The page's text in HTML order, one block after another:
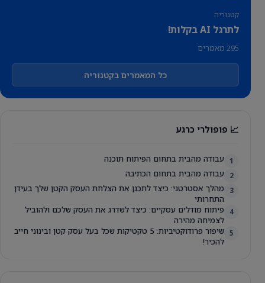
קטגוריה
לתרגל AI בקלות!
295 מאמרים
כל המאמרים בקטגוריה
📈 פופולרי כרגע
1 עבודה מהבית בתחום הפיתוח תוכנה
2 עבודה מהבית בתחום הכתיבה
3
מהלך אסטרטגי: כיצד לתכנן את הצלחת העסק הקטן שלך בעידן
התחרותי
4
פיתוח מודלים עסקיים: כיצד לשדרג את העסק שלכם ולהוביל
לצמיחה מהירה
5
שיפור פרודוקטיביות: 5 טקטיקות שכל בעל עסק קטן ובינוני חייב
להכיר!